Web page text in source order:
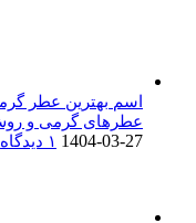
اسم بهترین عطر
عطرهای گرمی و
1404-03-27 ۱ دیدگاه